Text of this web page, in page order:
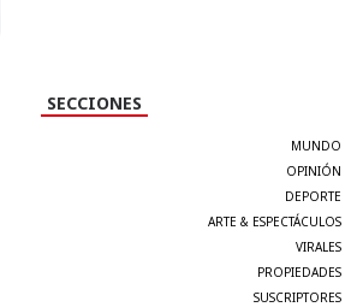
SECCIONES
MUNDO
OPINIÓN
DEPORTE
ARTE & ESPECTÁCULOS
VIRALES
PROPIEDADES
SUSCRIPTORES